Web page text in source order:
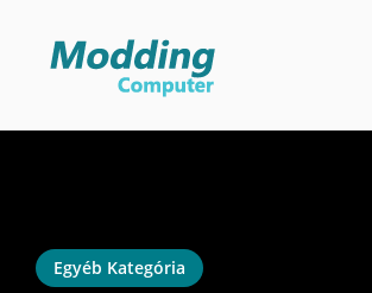
Egyéb Kategória